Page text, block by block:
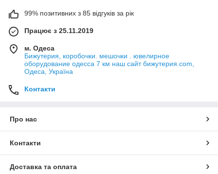
99% позитивних з 85 відгуків за рік
Працює з 25.11.2019
м. Одеса
Бижутерия, коробочки. мешочки . ювелирное
оборудование одесса 7 км наш сайт бижутерия.com,
Одеса, Україна
Контакти
Про нас
Контакти
Доставка та оплата